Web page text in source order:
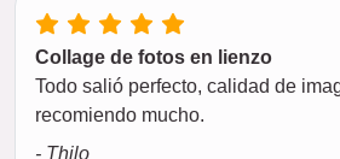
Collage de fotos en lienzo
Todo salió perfecto, calidad de
recomiendo mucho.
- Thilo